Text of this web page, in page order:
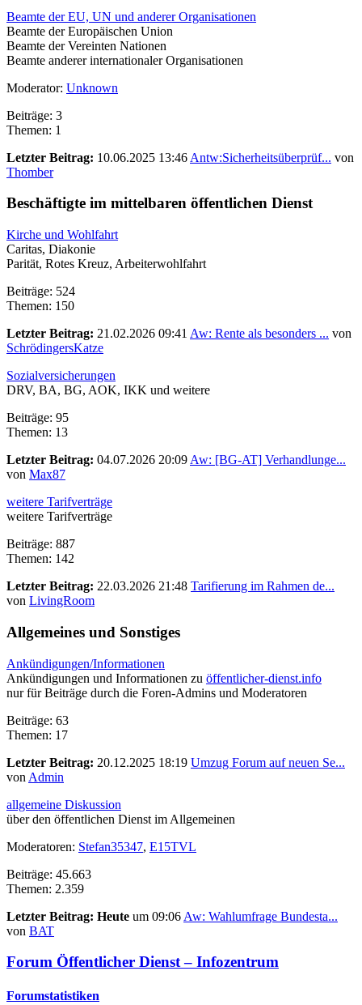
Beamte der EU, UN und anderer Organisationen
Beamte der Europäischen Union
Beamte der Vereinten Nationen
Beamte anderer internationaler Organisationen
Moderator: Unknown
Beiträge: 3
Themen: 1
Letzter Beitrag: 10.06.2025 13:46 Antw:Sicherheitsüberprüf... von
Thomber
Beschäftigte im mittelbaren öffentlichen Dienst
Kirche und Wohlfahrt
Caritas, Diakonie
Parität, Rotes Kreuz, Arbeiterwohlfahrt
Beiträge: 524
Themen: 150
Letzter Beitrag: 21.02.2026 09:41 Aw: Rente als besonders ... von
SchrödingersKatze
Sozialversicherungen
DRV, BA, BG, AOK, IKK und weitere
Beiträge: 95
Themen: 13
Letzter Beitrag: 04.07.2026 20:09 Aw: [BG-AT] Verhandlunge...
von Max87
weitere Tarifverträge
weitere Tarifverträge
Beiträge: 887
Themen: 142
Letzter Beitrag: 22.03.2026 21:48 Tarifierung im Rahmen de...
von LivingRoom
Allgemeines und Sonstiges
Ankündigungen/Informationen
Ankündigungen und Informationen zu öffentlicher-dienst.info
nur für Beiträge durch die Foren-Admins und Moderatoren
Beiträge: 63
Themen: 17
Letzter Beitrag: 20.12.2025 18:19 Umzug Forum auf neuen Se...
von Admin
allgemeine Diskussion
über den öffentlichen Dienst im Allgemeinen
Moderatoren: Stefan35347, E15TVL
Beiträge: 45.663
Themen: 2.359
Letzter Beitrag: Heute um 09:06 Aw: Wahlumfrage Bundesta...
von BAT
Forum Öffentlicher Dienst – Infozentrum
Forumstatistiken